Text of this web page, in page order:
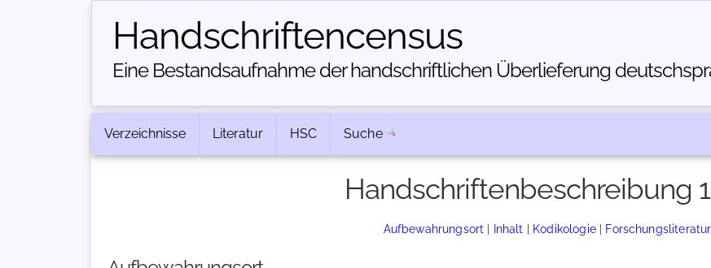
Handschriften­census
Eine Bestandsaufnahme der handschriftlichen Über­lieferung
Verzeichnisse Literatur HSC Suche
Handschriftenbeschreibung
Aufbewahrungsort | Inhalt | Kodikologie| Forschungsliteratur